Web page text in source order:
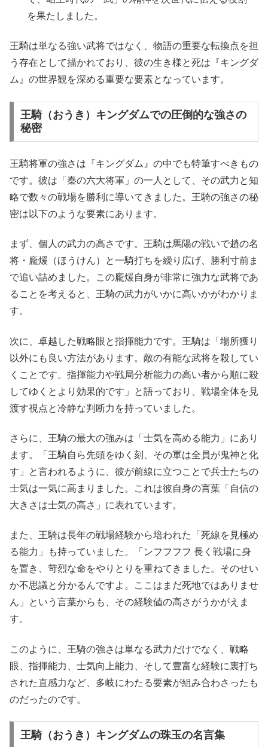
を果たしました。
王騎は単なる強い武将ではなく、物語の重要な転換点を担
う存在として描かれており、彼の生き様と死は『キングダ
ム』の世界観を深める重要な要素となっています。
王騎（おうき）キングダムでの圧倒的な強さの
秘密
王騎将軍の強さは『キングダム』の中でも特筆すべきもの
です。彼は「秦の六大将軍」の一人として、その武力と知
略で数々の戦場を勝利に導いてきました。王騎の強さの秘
密は以下のような要素にあります。
まず、個人の武力の高さです。王騎は馬陽の戦いで趙の名
将・龐煖（ほうけん）と一騎打ちを繰り広げ、勝利寸前ま
で追い詰めました。この龐煖自身が非常に強力な武将であ
ることを考えると、王騎の武力がいかに高いかがわかりま
す。
次に、卓越した戦略眼と指揮能力です。王騎は「場所獲り
以外にも良い方法があります。敵の有能な武将を殺してい
くことです。指揮能力や戦局分析能力の高い者から順に殺
してゆくとより効果的です」と語っており、戦場全体を見
渡す視点と冷静な判断力を持っていました。
さらに、王騎の最大の強みは「士気を高める能力」にあり
ます。「王騎自ら先頭をゆく刻、その軍は全員が鬼神と化
す」と言われるように、彼が前線に立つことで兵士たちの
士気は一気に高まりました。これは彼自身の言葉「自信の
大きさは士気の高さ」に表れています。
また、王騎は長年の戦場経験から培われた「死線を見極め
る能力」も持っていました。「ンフフフフ 長く戦場に身
を置き、苛烈な命をやりとりを重ねてきました。そのせい
か不思議と分かるんですよ。ここはまだ死地ではありませ
ん」という言葉からも、その経験値の高さがうかがえま
す。
このように、王騎の強さは単なる武力だけでなく、戦略
眼、指揮能力、士気向上能力、そして豊富な経験に裏打ち
された直感力など、多岐にわたる要素が組み合わさったも
のだったのです。
王騎（おうき）キングダムの珠玉の名言集